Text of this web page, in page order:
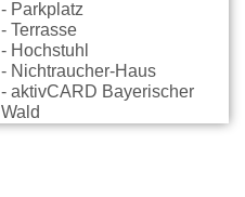
- Parkplatz
- Terrasse
- Hochstuhl
- Nichtraucher-Haus
- aktivCARD Bayerischer
Wald